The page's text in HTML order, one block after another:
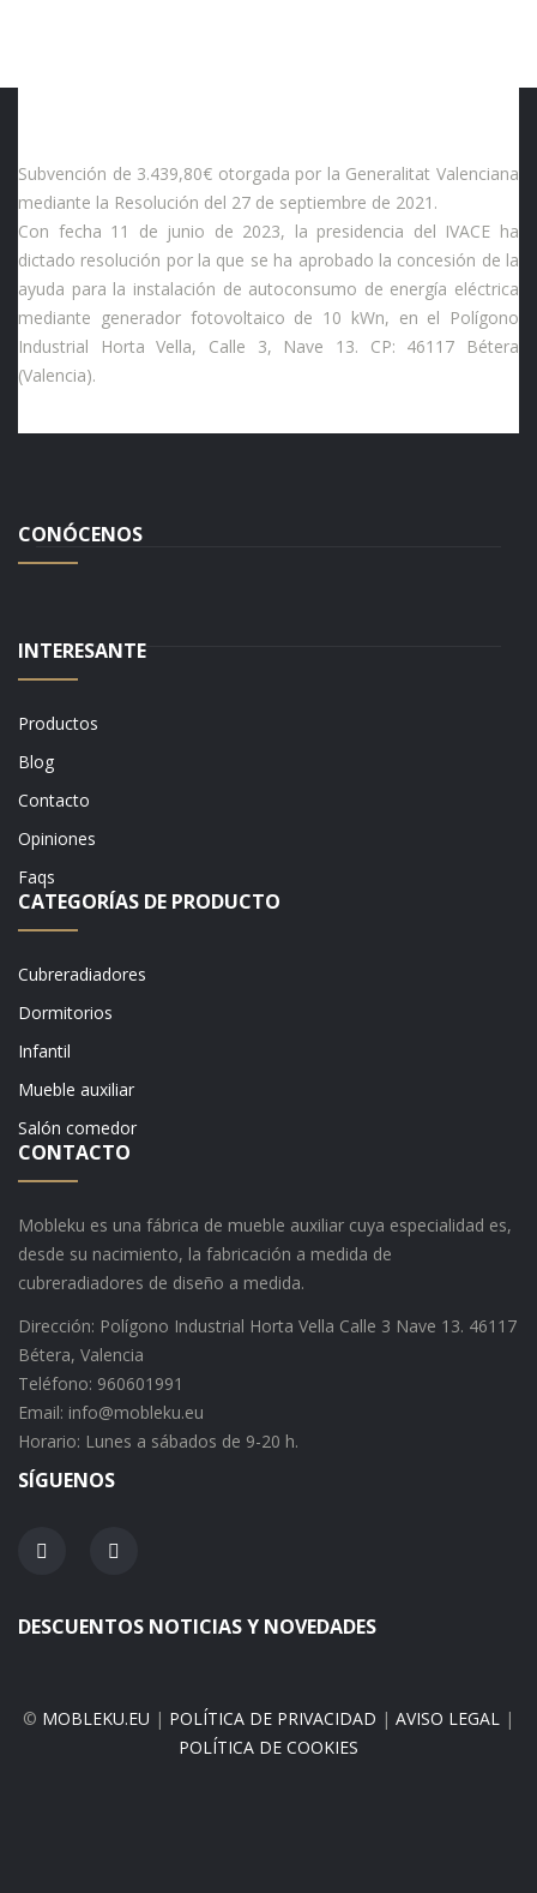
Subvención de 3.439,80€ otorgada por la Generalitat Valenciana
mediante la Resolución del 27 de septiembre de 2021.
Con fecha 11 de junio de 2023, la presidencia del IVACE ha
dictado resolución por la que se ha aprobado la concesión de la
ayuda para la instalación de autoconsumo de energía eléctrica
mediante generador fotovoltaico de 10 kWn, en el Polígono
Industrial Horta Vella, Calle 3, Nave 13. CP: 46117 Bétera
(Valencia).
CONÓCENOS
INTERESANTE
Productos
Blog
Contacto
Opiniones
Faqs
CATEGORÍAS DE PRODUCTO
Cubreradiadores
Dormitorios
Infantil
Mueble auxiliar
Salón comedor
CONTACTO
Mobleku es una fábrica de mueble auxiliar cuya especialidad es,
desde su nacimiento, la fabricación a medida de
cubreradiadores de diseño a medida.
Dirección: Polígono Industrial Horta Vella Calle 3 Nave 13. 46117
Bétera, Valencia
Teléfono: 960601991
Email: info@mobleku.eu
Horario: Lunes a sábados de 9-20 h.
SÍGUENOS
DESCUENTOS NOTICIAS Y NOVEDADES
© MOBLEKU.EU | POLÍTICA DE PRIVACIDAD | AVISO LEGAL
|
POLÍTICA DE COOKIES